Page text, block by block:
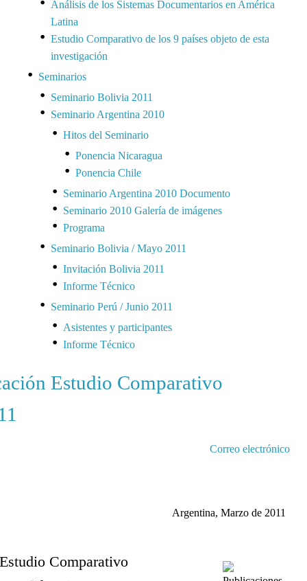
Análisis de los Sistemas Documentarios en América
Latina
Estudio Comparativo de los 9 países objeto de esta
investigación
Seminarios
Seminario Bolivia 2011
Seminario Argentina 2010
Hitos del Seminario
Ponencia Nicaragua
Ponencia Chile
Seminario Argentina 2010 Documento
Seminario 2010 Galería de imágenes
Programa
Seminario Bolivia / Mayo 2011
Invitación Bolivia 2011
Informe Técnico
Seminario Perú / Junio 2011
Asistentes y participantes
Informe Técnico
Estudio Comparativo
Correo electrónico
Argentina, Marzo de 2011
Comparativo